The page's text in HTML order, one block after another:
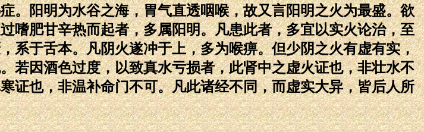
。阳明为水谷之海，胃气直透咽喉，故又言阳明之火为最盛。欲
嗜肥甘辛热而起者，多属阳明。凡患此者，多宜以实火论治，至
系于舌本。凡阴火遂冲于上，多为喉痹。但少阴之火有虚有实，
若因酒色过度，以致真水亏损者，此肾中之虚火证也，非壮水不
证也，非温补命门不可。凡此诸经不同，而虚实大异，皆后人所